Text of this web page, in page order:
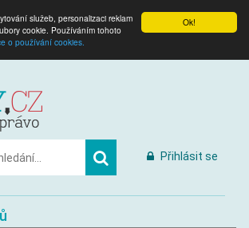
Ok!
služeb, personalizaci reklam
cookie. Používáním tohoto
o používání cookies.
Přihlásit se